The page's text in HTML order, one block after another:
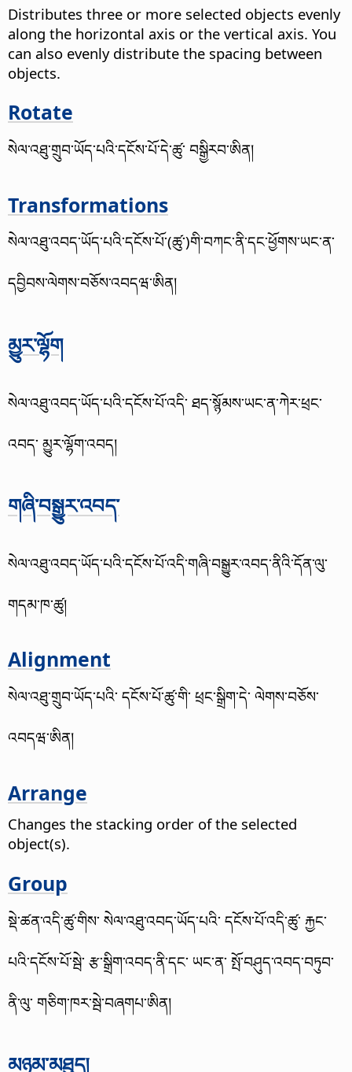
Distributes three or more selected objects evenly
along the horizontal axis or the vertical axis. You
can also evenly distribute the spacing between
objects.
Rotate
སེལ་འཐུ་གྲུབ་ཡོད་པའི་དངོས་པོ་དེ་ཚུ་ བསྒྱིརབ་ཨིན།
Transformations
སེལ་འཐུ་འབད་ཡོད་པའི་དངོས་པོ་(ཚུ་)གི་བཀང་ནི་དང་ཕྱོགས་ཡང་ན་
དབྱིབས་ལེགས་བཅོས་འབདཝ་ཨིན།
མྱུར་ལྷོག
སེལ་འཐུ་འབད་ཡོད་པའི་དངོས་པོ་འདི་ ཐད་སྙོམས་ཡང་ན་ཀེར་ཕྲང་
འབད་ མྱུར་ལྷོག་འབད།
གཞི་བསྒྱུར་འབད་
སེལ་འཐུ་འབད་ཡོད་པའི་དངོས་པོ་འདི་གཞི་བསྒྱུར་འབད་ནིའི་དོན་ལུ་
གདམ་ཁ་ཚུ།
Alignment
སེལ་འཐུ་གྲུབ་ཡོད་པའི་ དངོས་པོ་ཚུ་གི་ ཕྲང་སྒྲིག་དེ་ ལེགས་བཅོས་
འབདཝ་ཨིན།
Arrange
Changes the stacking order of the selected
object(s).
Group
སྡེ་ཚན་འདི་ཚུ་གིས་ སེལ་འཐུ་འབད་ཡོད་པའི་ དངོས་པོ་འདི་ཚུ་ རྐྱང་
པའི་དངོས་པོ་སྦེ་ རྩ་སྒྲིག་འབད་ནི་དང་ ཡང་ན་ སྤོ་བཤུད་འབད་བཏུབ་
ནི་ལུ་ གཅིག་ཁར་སྦེ་བཞགཔ་ཨིན།
མཉམ་མཐུད།